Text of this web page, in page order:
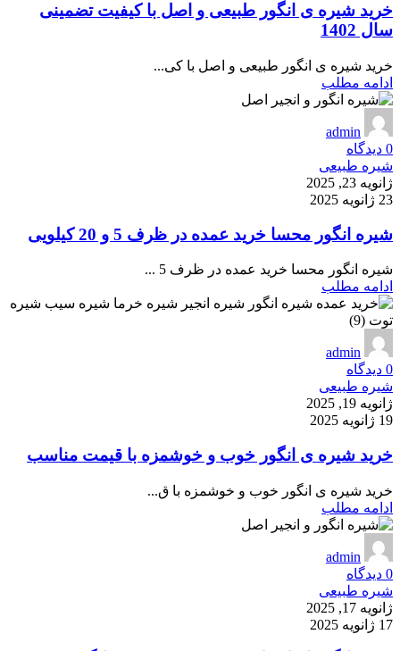
خرید شیره ی انگور طبیعی و اصل با کیفیت تضمینی
سال 1402
خرید شیره ی انگور طبیعی و اصل با کی...
ادامه مطلب
admin
0 دیدگاه
شیره طبیعی
ژانویه 23, 2025
23 ژانویه 2025
شیره انگور محسا خرید عمده در ظرف 5 و 20 کیلویی
شیره انگور محسا خرید عمده در ظرف 5 ...
ادامه مطلب
admin
0 دیدگاه
شیره طبیعی
ژانویه 19, 2025
19 ژانویه 2025
خرید شیره ی انگور خوب و خوشمزه با قیمت مناسب
خرید شیره ی انگور خوب و خوشمزه با ق...
ادامه مطلب
admin
0 دیدگاه
شیره طبیعی
ژانویه 17, 2025
17 ژانویه 2025